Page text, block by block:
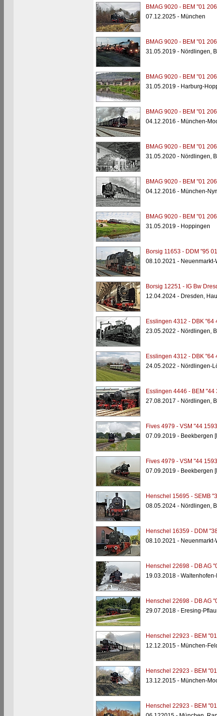
BMAG 9020 - BEM "01
07.12.2025 - München
BMAG 9020 - BEM "01
31.05.2019 - Nördlingen,
BMAG 9020 - BEM "01
31.05.2019 - Harburg-
BMAG 9020 - BEM "01
04.12.2016 - München-
BMAG 9020 - BEM "01
31.05.2020 - Nördlingen,
BMAG 9020 - BEM "01
04.12.2016 - München-
BMAG 9020 - BEM "01
31.05.2019 - Hoppingen
Borsig 11653 - DDM "95
08.10.2021 - Neuenmarkt-
Borsig 12251 - IG Bw
12.04.2024 - Dresden,
Esslingen 4312 - DBK "64
23.05.2022 - Nördlingen,
Esslingen 4312 - DBK "64
24.05.2022 - Nördlingen-
Esslingen 4446 - BEM "44
27.08.2017 - Nördlingen,
Fives 4979 - VSM "44
07.09.2019 - Beekbergen
Fives 4979 - VSM "44
07.09.2019 - Beekbergen
Henschel 15695 - SEMB
08.05.2024 - Nördlingen,
Henschel 16359 - DDM
08.10.2021 - Neuenmarkt-
Henschel 22698 - DB AG
19.03.2018 -
Henschel 22698 - DB AG
29.07.2018 - Eresing-
Henschel 22923 - BEM
12.12.2015 - München-
Henschel 22923 - BEM
13.12.2015 - München-
Henschel 22923 - BEM